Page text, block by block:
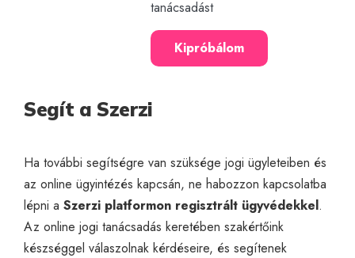
tanácsadást
Kipróbálom
Segít a Szerzi
Ha további segítségre van szüksége jogi ügyleteiben és
az online ügyintézés kapcsán, ne habozzon kapcsolatba
lépni a Szerzi platformon regisztrált ügyvédekkel.
Az online jogi tanácsadás keretében szakértőink
készséggel válaszolnak kérdéseire, és segítenek